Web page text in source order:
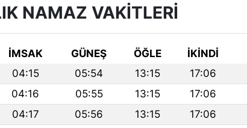
NAMAZ VAKITLERI
İMSAK GÜNEŞ ÖĞLE İKINDI
04:15 05:54 13:15 17:06
04:16 05:55 13:15 17:06
04:17 05:56 13:15 17:06